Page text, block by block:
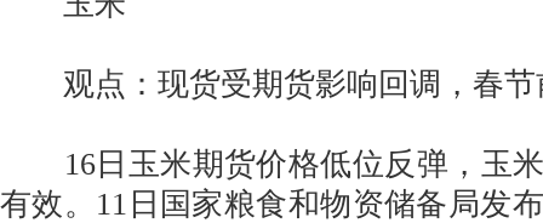
观点：现货受期货影响回调，春节
16日玉米期货价格低位反弹，玉米
有效。11日国家粮食和物资储备局发